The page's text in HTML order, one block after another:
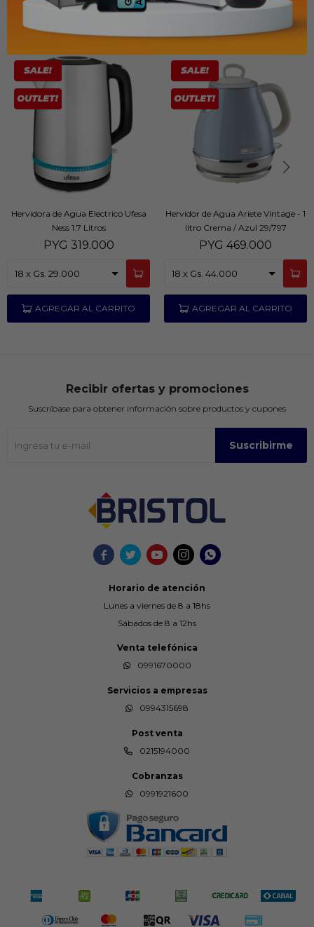
PRODUCTOS QUE TE PUEDEN INTERESAR
Hervidora de Agua Electrico Ufesa
Ness 1.7 Litros
PYG 319.000
Hervidor de Agua Ariete Vintage - 1
litro Crema / Azul 29/797
PYG 469.000
    
Horario de atención
Lunes a viernes de 8 a 18hs
Sábados de 8 a 12hs
Venta telefónica
0991670000
Servicios a empresas
0994315698
Post venta
0215194000
Cobranzas
0991921600
Recibir ofertas y promociones
Suscríbase para obtener información sobre productos y cupones
Suscribirme